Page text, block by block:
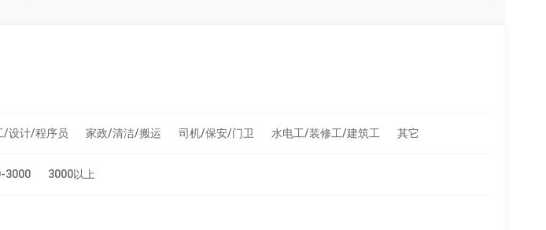
/设计/程序员 家政/清洁/搬运 司机/保安/门卫 水电工/装修工/建筑工 其它
3000 3000以上